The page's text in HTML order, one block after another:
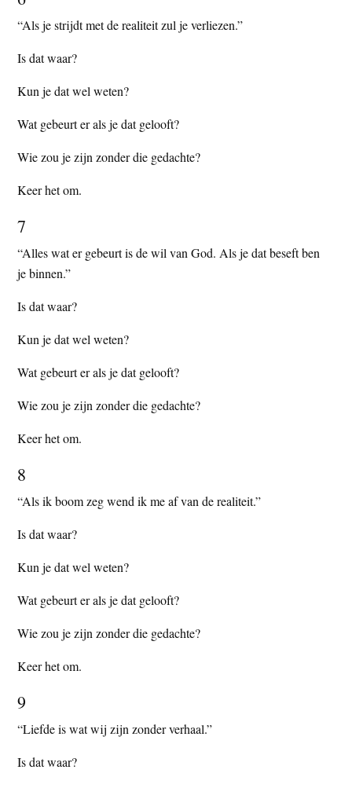
“Als je strijdt met de realiteit zul je verliezen.”
Is dat waar?
Kun je dat wel weten?
Wat gebeurt er als je dat gelooft?
Wie zou je zijn zonder die gedachte?
Keer het om.
7
“Alles wat er gebeurt is de wil van God. Als je dat beseft ben
je binnen.”
Is dat waar?
Kun je dat wel weten?
Wat gebeurt er als je dat gelooft?
Wie zou je zijn zonder die gedachte?
Keer het om.
8
“Als ik boom zeg wend ik me af van de realiteit.”
Is dat waar?
Kun je dat wel weten?
Wat gebeurt er als je dat gelooft?
Wie zou je zijn zonder die gedachte?
Keer het om.
9
“Liefde is wat wij zijn zonder verhaal.”
Is dat waar?